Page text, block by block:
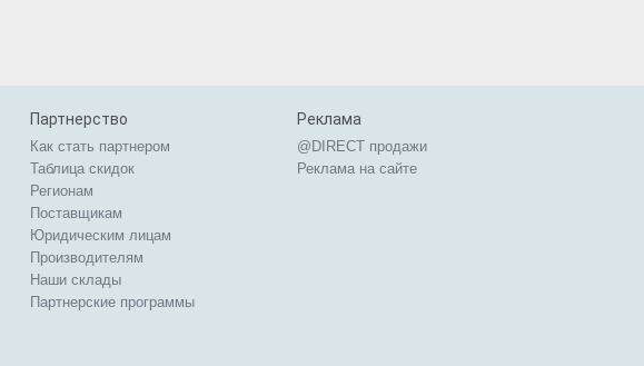
Партнерство
Как стать партнером
Таблица скидок
Регионам
Поставщикам
Юридическим лицам
Производителям
Наши склады
Партнерские программы
Реклама
@DIRECT продажи
Реклама на сайте